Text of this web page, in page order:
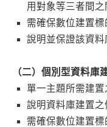
用對象等三者間之
需確保數位建置標
說明並保證該資料
（二）個別型資料庫
單一主題所需建置
說明資料庫建置之
需確保數位建置標